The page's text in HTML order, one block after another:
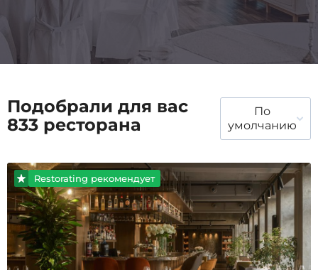
Подобрали для вас
833 ресторана
По
умолчанию
Restorating рекомендует